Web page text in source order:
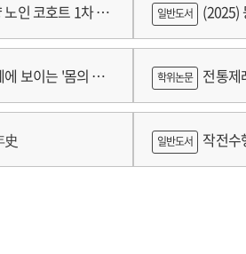
인 코호트 1차 추
연구원 정규연구
보이는 '몸의 욕
일반도서 (2025)
람
학위논문 전통제
가제를 중심으로
일반도서 작전수